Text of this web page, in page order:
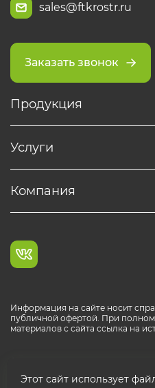
sales@ftkrostr.ru
Заказать звонок
Продукция
Услуги
Компания
Информация на сайте носит
публичной офертой. При
материалов с сайта ссылка на
Этот сайт использует